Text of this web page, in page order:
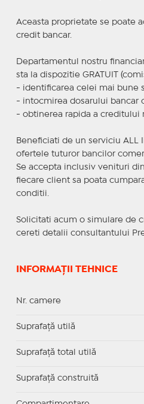
Aceasta proprietate se poate
credit bancar.
Departamentul nostru
sta la dispozitie GRATUIT
- identificarea celei mai bune
- intocmirea dosarului bancar
- obtinerea rapida a creditului
Beneficiati de un serviciu ALL
ofertele tuturor bancilor
Se accepta inclusiv venituri
fiecare client sa poata
conditii.
Solicitati acum o simulare de
cereti detalii consultantului
INFORMAȚII TEHNICE
Nr. camere
Suprafaţă utilă
Suprafaţă total utilă
Suprafaţă construită